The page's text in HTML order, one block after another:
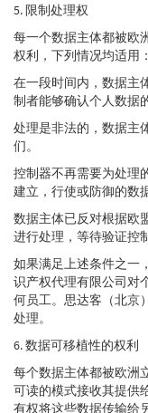
5. 限制处理权
每一个数据主体都被欧
权利，下列情况均适用：
在一段时间内，数据主
制者能够确认个人数据
处理是非法的，数据主
们。
控制器不再需要为处理
建立，行使或防御的数
数据主体已反对根据欧
进行处理，等待验证控
如果满足上述条件之一
识产权代理有限公司对
何员工。思达客（北京
处理。
6. 数据可移植性的权利
每个数据主体都被欧洲
可读的模式接收其提供
有权将这些数据传输给